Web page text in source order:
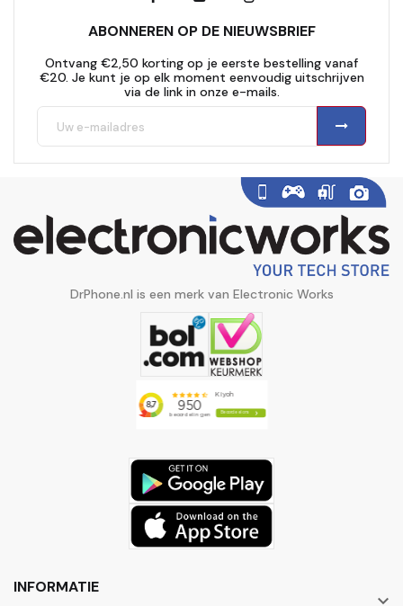
ABONNEREN OP DE NIEUWSBRIEF
Ontvang €2,50 korting op je eerste bestelling vanaf
€20. Je kunt je op elk moment eenvoudig uitschrijven
via de link in onze e-mails.
DrPhone.nl is een merk van Electronic Works
INFORMATIE
